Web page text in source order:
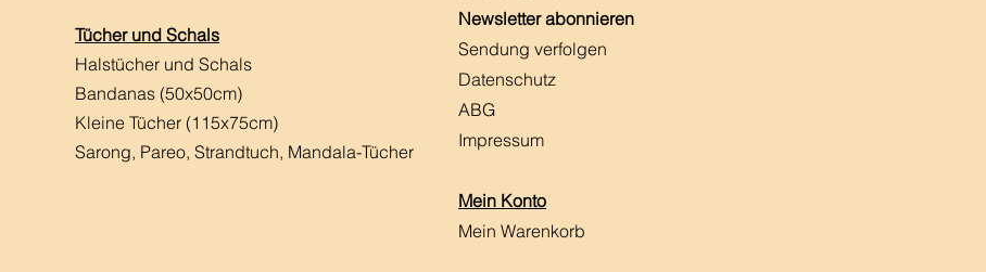
Tücher und Schals
Halstücher und Schals
Bandanas (50x50cm)
Kleine Tücher (115x75cm)
Sarong, Pareo, Strandtuch, Mandala-Tücher
Newsletter abonnieren
Sendung verfolgen
Datenschutz
ABG
Impressum
Mein Konto
Mein Warenkorb